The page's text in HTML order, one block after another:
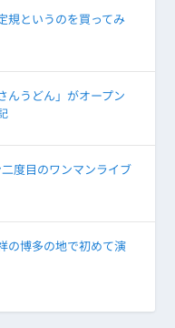
というのを買ってみ
んうどん」がオープン
度目のワンマンライブ
の博多の地で初めて演